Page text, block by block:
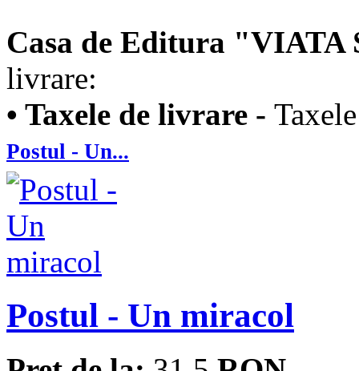
Casa de Editura "VIATA
livrare:
• Taxele de livrare -
Postul - Un...
Postul - Un miracol